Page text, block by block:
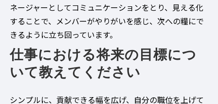
ネージャーとしてコミュニケーションをとり、見える化
することで、メンバーがやりがいを感じ、次への糧にで
きるように立ち回っています。
仕事における将来の目標につ
いて教えてください
シンプルに、貢献できる幅を広げ、自分の職位を上げて